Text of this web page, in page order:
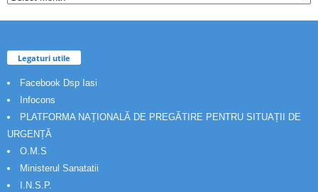
Legaturi utile
Facebook Dsp Iasi
Infocons
PLATFORMA NAȚIONALĂ DE PREGĂTIRE PENTRU SITUAȚII DE
URGENȚĂ
O.M.S
Ministerul Sanatatii
I.N.S.P.